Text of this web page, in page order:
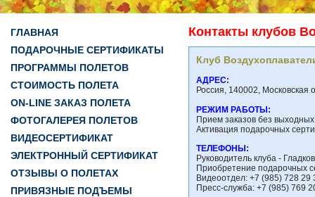
ГЛАВНАЯ
ПОДАРОЧНЫЕ СЕРТИФИКАТЫ
ПРОГРАММЫ ПОЛЕТОВ
СТОИМОСТЬ ПОЛЕТА
ON-LINE ЗАКАЗ ПОЛЕТА
ФОТОГАЛЕРЕЯ ПОЛЕТОВ
ВИДЕОСЕРТИФИКАТ
ЭЛЕКТРОННЫЙ СЕРТИФИКАТ
ОТЗЫВЫ О ПОЛЕТАХ
ПРИВЯЗНЫЕ ПОДЪЕМЫ
Контакты клубов
Клуб
АДРЕС:
Россия, 140002,
РЕЖИМ РАБОТЫ:
Прием заказов без
Активация подарочных
ТЕЛЕФОНЫ:
Руководитель клуба -
Приобретение подарочных
Видеоотдел: +7 (985) 728 29
Пресс-служба: +7 (985) 769